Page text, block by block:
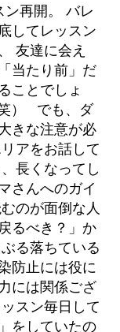
再開。 バレ
してレッスン
友達に会え
当たり前」だ
ことでしょ
） でも、ダ
きな注意が必
アをお話して
長くなってし
さんへのガイ
のが面倒な人
るべき？」か
る落ちている
防止には役に
には関係ござ
スン毎日して
をしていたの